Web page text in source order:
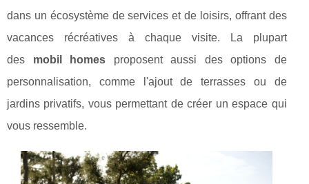
dans un écosystème de services et de loisirs, offrant des
vacances récréatives à chaque visite. La plupart
des mobil homes proposent aussi des options de
personnalisation, comme l'ajout de terrasses ou de
jardins privatifs, vous permettant de créer un espace qui
vous ressemble.